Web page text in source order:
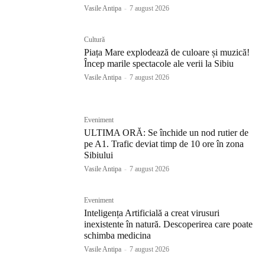
Vasile Antipa - 7 august 2026
Cultură
Piața Mare explodează de culoare și muzică!
Încep marile spectacole ale verii la Sibiu
Vasile Antipa - 7 august 2026
Eveniment
ULTIMA ORĂ: Se închide un nod rutier de
pe A1. Trafic deviat timp de 10 ore în zona
Sibiului
Vasile Antipa - 7 august 2026
Eveniment
Inteligența Artificială a creat virusuri
inexistente în natură. Descoperirea care poate
schimba medicina
Vasile Antipa - 7 august 2026